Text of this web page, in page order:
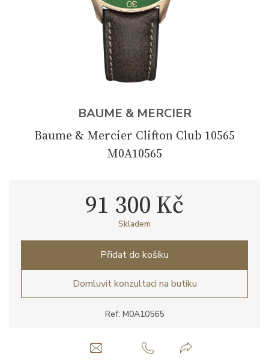
BAUME & MERCIER
Baume & Mercier Clifton Club 10565
M0A10565
Ref: M0A10565
91 300 Kč
Skladem
Přidat do košíku
Domluvit konzultaci na butiku